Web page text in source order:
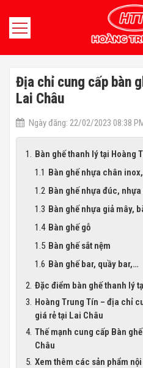
Địa chỉ cung cấp bàn
Lai Châu
Ngày đăng: 22/02/2023 08:38
Bàn ghế thanh lý tại Hoàng
Bàn ghế nhựa chân
Bàn ghế nhựa đúc, nhựa
Bàn ghế nhựa giả mây,
Bàn ghế gỗ
Bàn ghế sắt nệm
Bàn ghế bar, quầy bar,…
Đặc điểm bàn ghế thanh lý
Hoàng Trung Tín – địa chỉ
giá rẻ tại Lai Châu
Thế mạnh cung cấp Bàn
Châu
Xem thêm các sản phẩm